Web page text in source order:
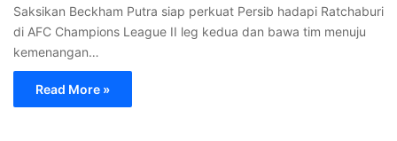
Saksikan Beckham Putra siap perkuat Persib hadapi Ratchaburi
di AFC Champions League II leg kedua dan bawa tim menuju
kemenangan…
Read More »